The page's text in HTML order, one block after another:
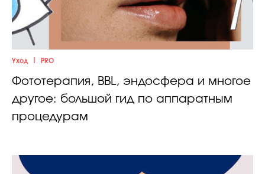
Уход PRO
Фототерапия, BBL, эндосфера и многое
другое: большой гид по аппаратным
процедурам